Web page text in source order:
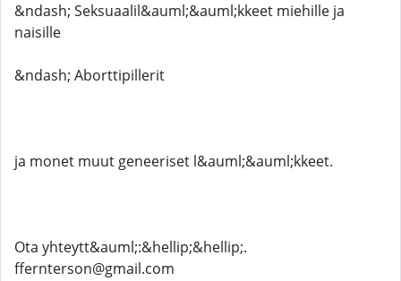
&ndash; Seksuaalil&auml;&auml;kkeet miehille ja
naisille
&ndash; Aborttipillerit
ja monet muut geneeriset l&auml;&auml;kkeet.
Ota yhteytt&auml;:&hellip;&hellip;.
ffernterson@gmail.com